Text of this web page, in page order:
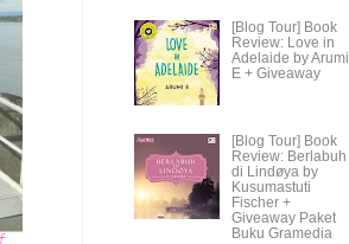
[Blog Tour] Book
Review: Love in
Adelaide by Arumi
E + Giveaway
[Blog Tour] Book
Review: Berlabuh
di Lindøya by
Kusumastuti
Fischer +
Giveaway Paket
Buku Gramedia